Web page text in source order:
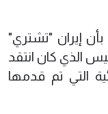
بأن إيران "تشتري"
الذي كان انتقد
التي تم قدمها